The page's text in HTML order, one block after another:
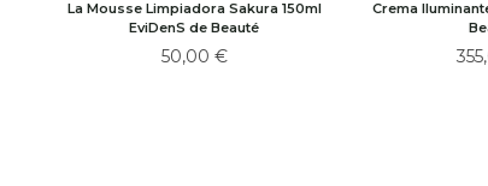
La Mousse Limpiadora Sakura 150ml
EviDenS de Beauté
50,00 €
Crema